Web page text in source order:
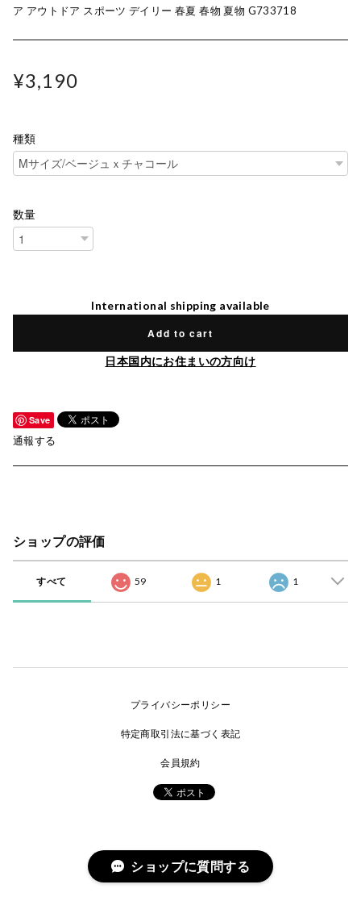
ア アウトドア スポーツ デイリー 春夏 春物 夏物 G733718
¥3,190
種類
数量
International shipping available
Add to cart
日本国内にお住まいの方向け
Save
通報する
ショップの評価
すべて 59 1 1
プライバシーポリシー
特定商取引法に基づく表記
会員規約
ショップに質問する